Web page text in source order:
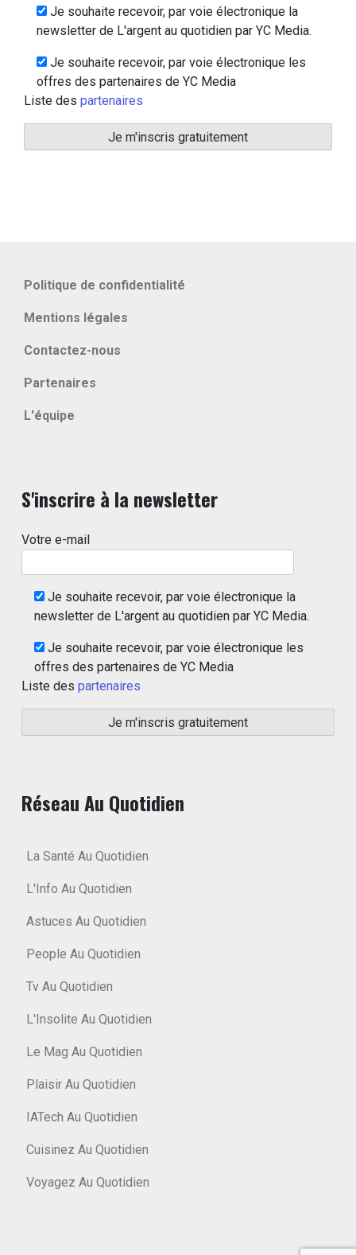
Je souhaite recevoir, par voie électronique la
newsletter de L'argent au quotidien par YC Media.
Je souhaite recevoir, par voie électronique les
offres des partenaires de YC Media
Liste des partenaires
Politique de confidentialité
Mentions légales
Contactez-nous
Partenaires
L'équipe
S'inscrire à la newsletter
Votre e-mail
Je souhaite recevoir, par voie électronique la
newsletter de L'argent au quotidien par YC Media.
Je souhaite recevoir, par voie électronique les
offres des partenaires de YC Media
Liste des partenaires
Réseau Au Quotidien
La Santé Au Quotidien
L'Info Au Quotidien
Astuces Au Quotidien
People Au Quotidien
Tv Au Quotidien
L'Insolite Au Quotidien
Le Mag Au Quotidien
Plaisir Au Quotidien
IATech Au Quotidien
Cuisinez Au Quotidien
Voyagez Au Quotidien